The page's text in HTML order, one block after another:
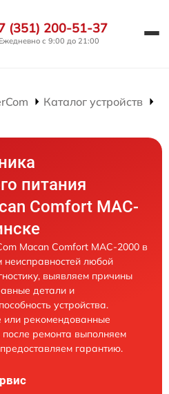
(351) 200-51-37
Ежедневно с 9:00 до 21:00
Каталог устройств
питания
Comfort MAC-
Macan Comfort MAC-2000 в
неисправностей любой
выявляем причины
детали и
устройства.
или рекомендованные
после ремонта выполняем
гарантию.